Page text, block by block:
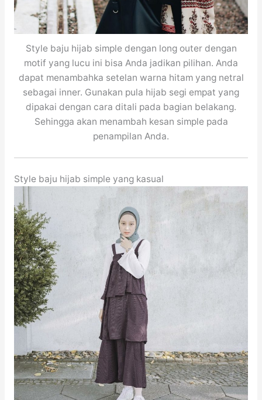
Style baju hijab simple dengan long outer dengan
motif yang lucu ini bisa Anda jadikan pilihan. Anda
dapat menambahka setelan warna hitam yang netral
sebagai inner. Gunakan pula hijab segi empat yang
dipakai dengan cara ditali pada bagian belakang.
Sehingga akan menambah kesan simple pada
penampilan Anda.
Style baju hijab simple yang kasual